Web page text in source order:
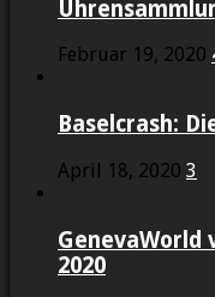
Februar 19, 2020
Baselcrash:
April 18, 2020 3
GenevaWorld
2020